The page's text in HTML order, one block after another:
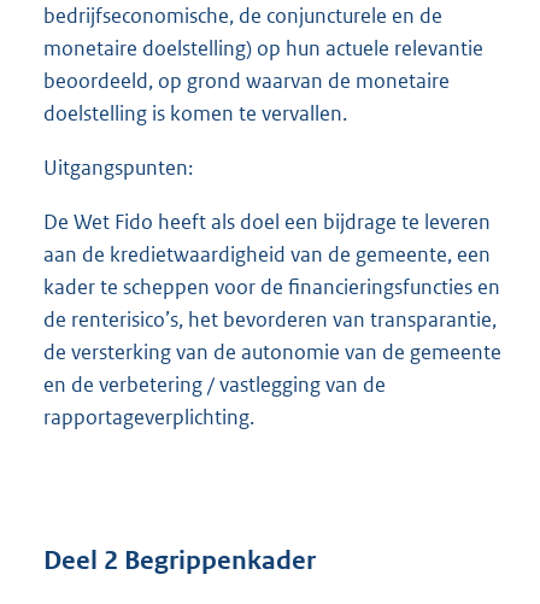
bedrijfseconomische, de conjuncturele en de
monetaire doelstelling) op hun actuele relevantie
beoordeeld, op grond waarvan de monetaire
doelstelling is komen te vervallen.
Uitgangspunten:
De Wet Fido heeft als doel een bijdrage te leveren
aan de kredietwaardigheid van de gemeente, een
kader te scheppen voor de financieringsfuncties en
de renterisico’s, het bevorderen van transparantie,
de versterking van de autonomie van de gemeente
en de verbetering / vastlegging van de
rapportageverplichting.
Deel 2 Begrippenkader